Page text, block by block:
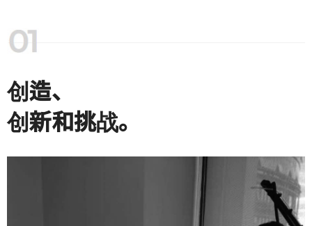
创造、
创新和挑战。